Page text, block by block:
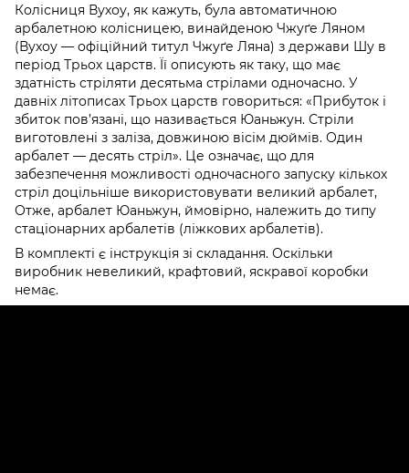
Колісниця Вухоу, як кажуть, була автоматичною
арбалетною колісницею, винайденою Чжуґе Ляном
(Вухоу — офіційний титул Чжуґе Ляна) з держави Шу в
період Трьох царств. Її описують як таку, що має
здатність стріляти десятьма стрілами одночасно. У
давніх літописах Трьох царств говориться: «Прибуток і
збиток пов’язані, що називається Юаньжун. Стріли
виготовлені з заліза, довжиною вісім дюймів. Один
арбалет — десять стріл». Це означає, що для
забезпечення можливості одночасного запуску кількох
стріл доцільніше використовувати великий арбалет,
Отже, арбалет Юаньжун, ймовірно, належить до типу
стаціонарних арбалетів (ліжкових арбалетів).
В комплекті є інструкція зі складання. Оскільки
виробник невеликий, крафтовий, яскравої коробки
немає.